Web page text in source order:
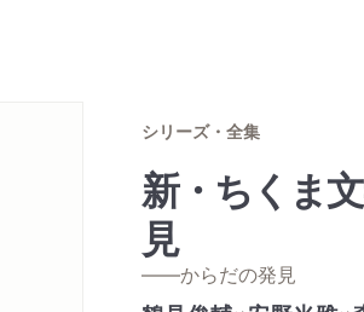
シリーズ・全集
新・ちくま
見
——からだの発見